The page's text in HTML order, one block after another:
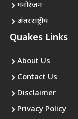
मनोरंजन
अंतरराष्ट्रीय
Quakes Links
About Us
Contact Us
Disclaimer
Privacy Policy